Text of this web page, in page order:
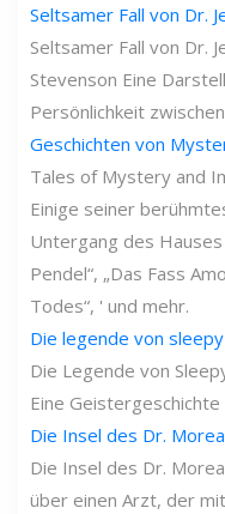
Seltsamer Fall von Dr.
Seltsamer Fall von Dr.
Stevenson Eine
Persönlichkeit
Geschichten von
Tales of Mystery and
Einige seiner
Untergang des Hauses
Pendel“, „Das Fass
Todes“, ' und mehr.
Die legende von
Die Legende von
Eine
Die Insel des Dr.
Die Insel des Dr.
über einen Arzt, der